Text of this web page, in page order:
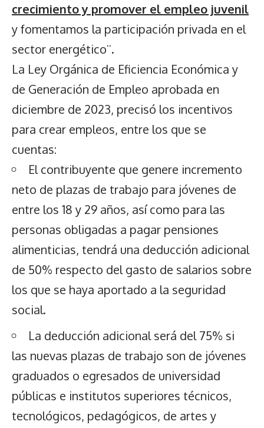
crecimiento y promover el empleo juvenil
y fomentamos la participación privada en el
sector energético¨.
La Ley Orgánica de Eficiencia Económica y
de Generación de Empleo aprobada en
diciembre de 2023, precisó los incentivos
para crear empleos, entre los que se
cuentas:
El contribuyente que genere incremento
neto de plazas de trabajo para jóvenes de
entre los 18 y 29 años, así como para las
personas obligadas a pagar pensiones
alimenticias, tendrá una deducción adicional
de 50% respecto del gasto de salarios sobre
los que se haya aportado a la seguridad
social.
La deducción adicional será del 75% si
las nuevas plazas de trabajo son de jóvenes
graduados o egresados de universidad
públicas e institutos superiores técnicos,
tecnológicos, pedagógicos, de artes y